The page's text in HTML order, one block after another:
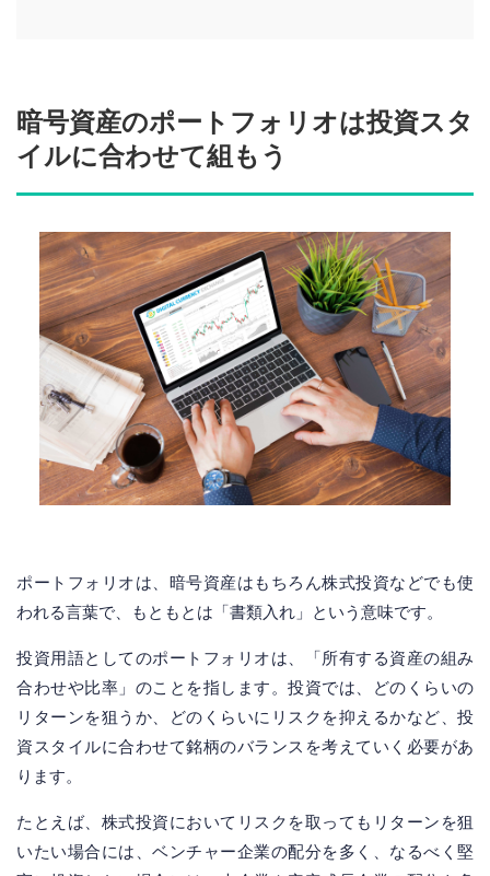
暗号資産のポートフォリオは投資スタ
イルに合わせて組もう
ポートフォリオは、暗号資産はもちろん株式投資などでも使
われる言葉で、もともとは「書類入れ」という意味です。
投資用語としてのポートフォリオは、「所有する資産の組み
合わせや比率」のことを指します。投資では、どのくらいの
リターンを狙うか、どのくらいにリスクを抑えるかなど、投
資スタイルに合わせて銘柄のバランスを考えていく必要があ
ります。
たとえば、株式投資においてリスクを取ってもリターンを狙
いたい場合には、ベンチャー企業の配分を多く、なるべく堅